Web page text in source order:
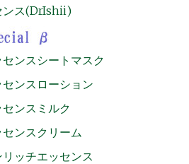
ンス(DrIshii)
ンスシートマスク
ンスローション
ンスミルク
ンスクリーム
ッチエッセンス